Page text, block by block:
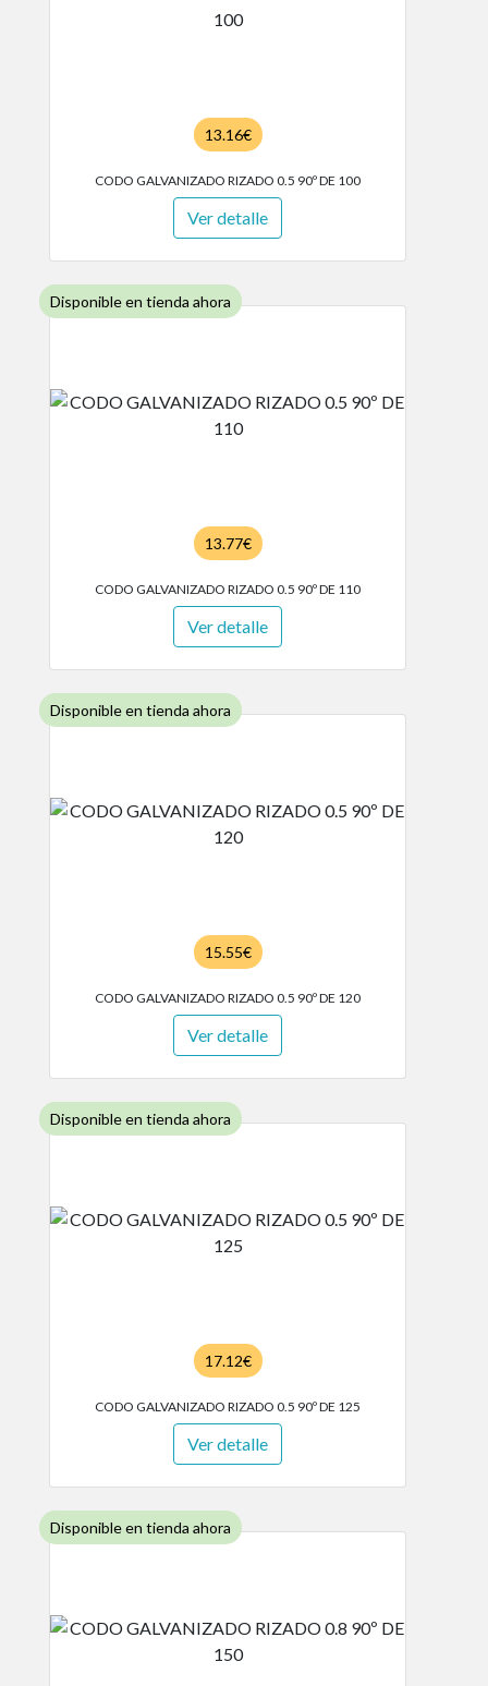
13.16€
CODO GALVANIZADO RIZADO 0.5 90º DE 100
Ver detalle
Disponible en tienda ahora
13.77€
CODO GALVANIZADO RIZADO 0.5 90º DE 110
Ver detalle
Disponible en tienda ahora
15.55€
CODO GALVANIZADO RIZADO 0.5 90º DE 120
Ver detalle
Disponible en tienda ahora
17.12€
CODO GALVANIZADO RIZADO 0.5 90º DE 125
Ver detalle
Disponible en tienda ahora